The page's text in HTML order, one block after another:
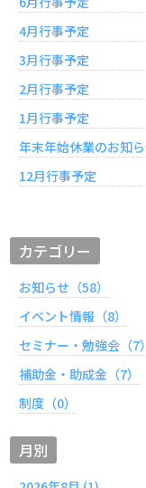
4月行事予定
3月行事予定
2月行事予定
1月行事予定
年末年始休業のお知
12月行事予定
カテゴリー
お知らせ（58）
イベント情報（8）
セミナー・勉強会（7）
補助金・助成金（7）
制度（0）
月別